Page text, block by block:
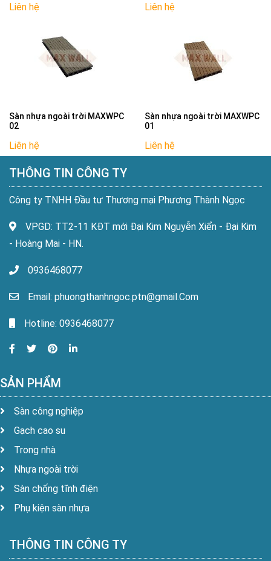
Liên hệ Liên hệ
Sàn nhựa ngoài trời MAXWPC
02
Liên hệ
Sàn nhựa ngoài trời MAXWPC
01
Liên hệ
THÔNG TIN CÔNG TY
Công ty TNHH Đầu tư Thương mại Phương Thành Ngọc
VPGD: TT2-11 KĐT mới Đại Kim Nguyễn Xiển - Đại Kim
- Hoàng Mai - HN.
0936468077
Email: phuongthanhngoc.ptn@gmail.Com
Hotline: 0936468077
SẢN PHẨM
Sàn công nghiệp
Gạch cao su
Trong nhà
Nhựa ngoài trời
Sàn chống tĩnh điện
Phụ kiện sàn nhựa
THÔNG TIN CÔNG TY